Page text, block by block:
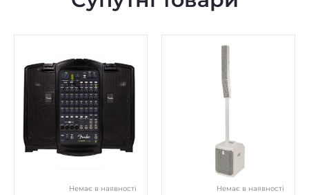
Немає в наявності Немає в наявності